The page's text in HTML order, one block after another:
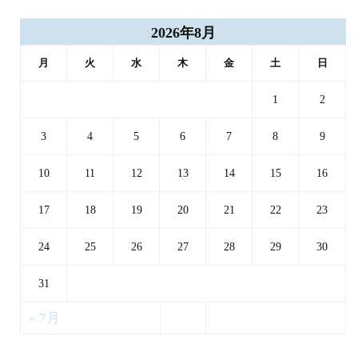
2026年8月
月 火 水 木 金 土 日
1 2
3 4 5 6 7 8 9
10 11 12 13 14 15 16
17 18 19 20 21 22 23
24 25 26 27 28 29 30
31
« 7月